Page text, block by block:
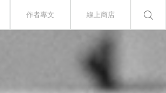
作者專文 線上商店